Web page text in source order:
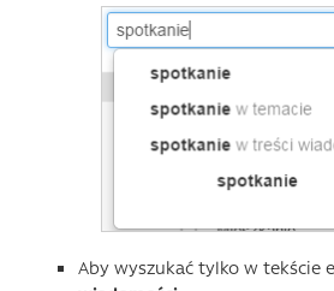
Aby wyszukać tylko w tekście